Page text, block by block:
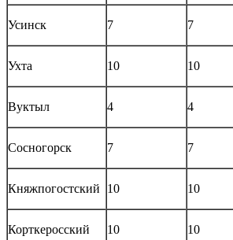
Усинск 7 7
Ухта 10 10
Вуктыл 4 4
Сосногорск 7 7
Княжпогостский 10 10
Корткеросский 10 10